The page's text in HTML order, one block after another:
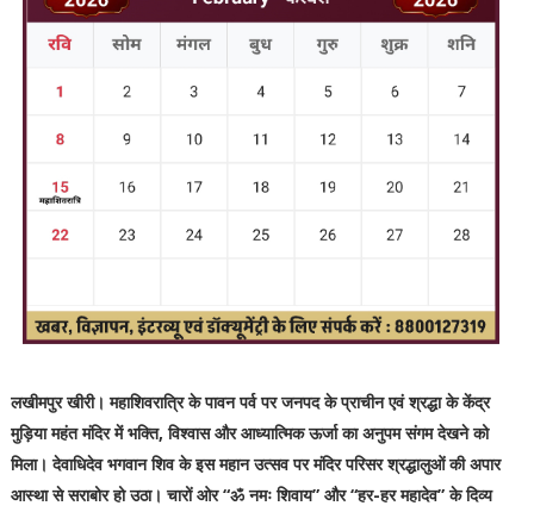
लखीमपुर खीरी। महाशिवरात्रि के पावन पर्व पर जनपद के प्राचीन एवं श्रद्धा के केंद्र
मुड़िया महंत मंदिर में भक्ति, विश्वास और आध्यात्मिक ऊर्जा का अनुपम संगम देखने को
मिला। देवाधिदेव भगवान शिव के इस महान उत्सव पर मंदिर परिसर श्रद्धालुओं की अपार
आस्था से सराबोर हो उठा। चारों ओर “ॐ नमः शिवाय” और “हर-हर महादेव” के दिव्य